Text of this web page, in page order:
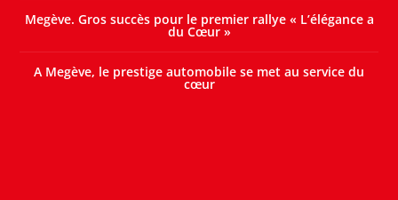
Megève. Gros succès pour le premier rallye « L’élégance a
du Cœur »
A Megève, le prestige automobile se met au service du
cœur